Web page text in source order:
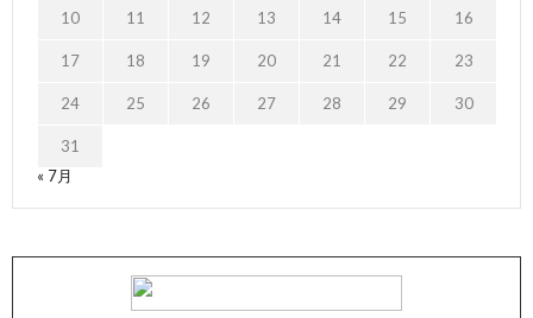
10 11 12 13 14 15 16
17 18 19 20 21 22 23
24 25 26 27 28 29 30
31
« 7月